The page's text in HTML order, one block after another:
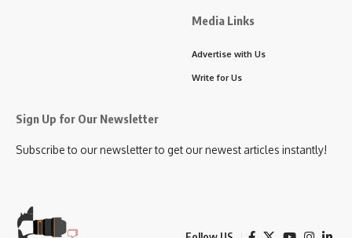
Media Links
Advertise with Us
Write for Us
Sign Up for Our Newsletter
Subscribe to our newsletter to get our newest articles instantly!